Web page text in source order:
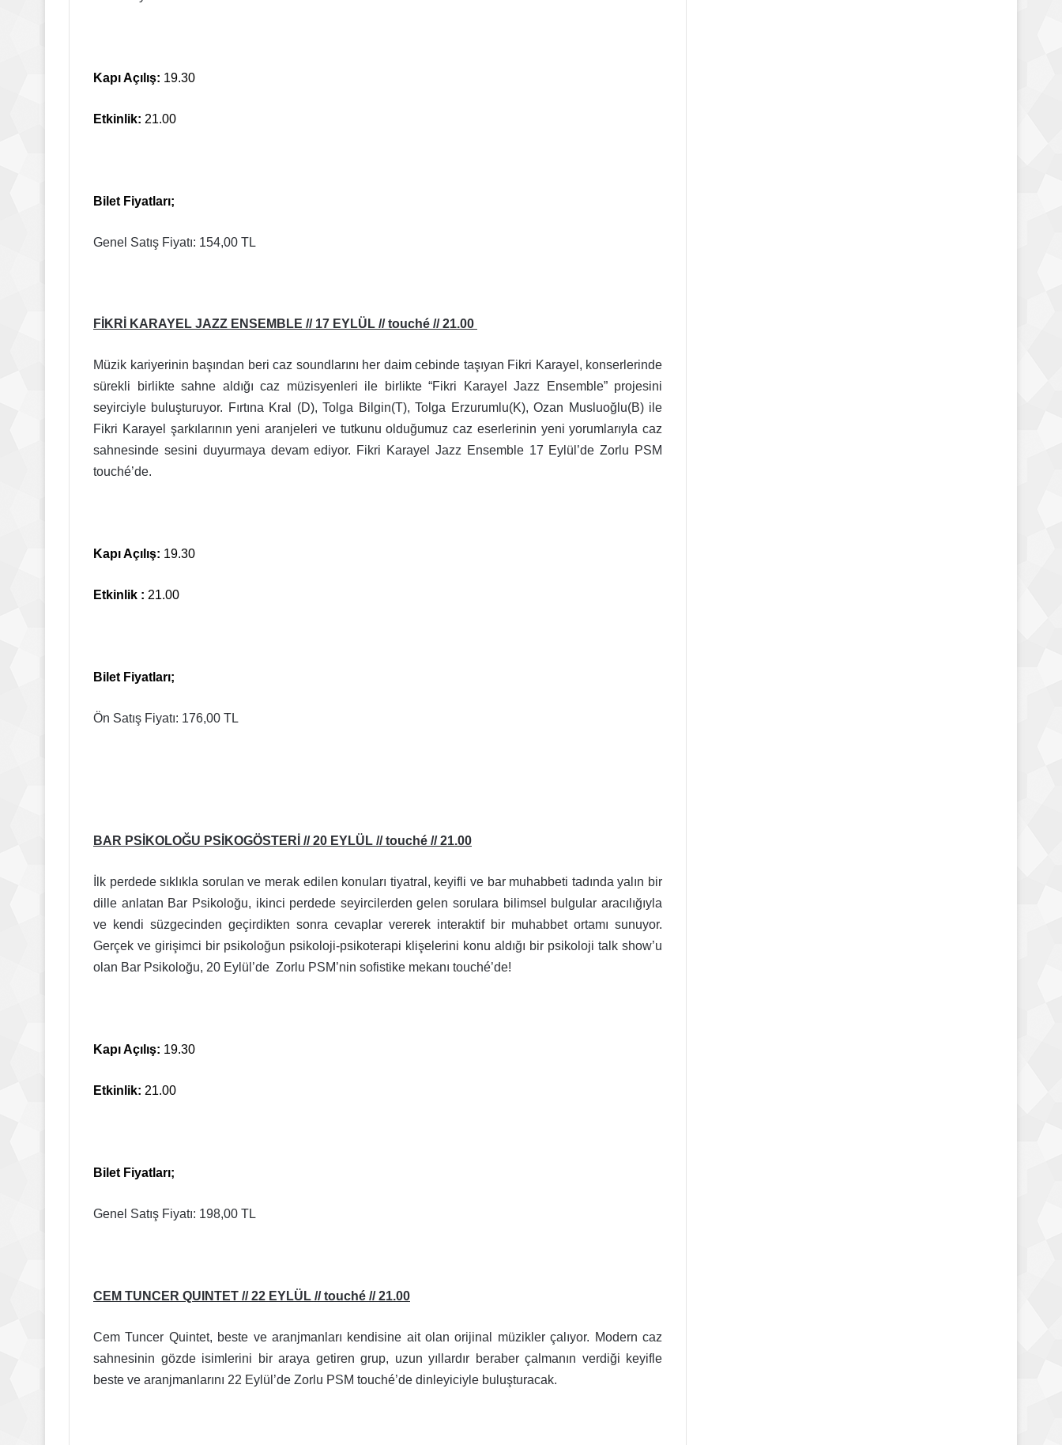
Kapı Açılış: 19.30
Etkinlik: 21.00
Bilet Fiyatları;
Genel Satış Fiyatı: 154,00 TL
FİKRİ KARAYEL JAZZ ENSEMBLE // 17 EYLÜL // touché // 21.00
Müzik kariyerinin başından beri caz soundlarını her daim cebinde taşıyan Fikri Karayel, konserlerinde
sürekli birlikte sahne aldığı caz müzisyenleri ile birlikte “Fikri Karayel Jazz Ensemble” projesini
seyirciyle buluşturuyor. Fırtına Kral (D), Tolga Bilgin(T), Tolga Erzurumlu(K), Ozan Musluoğlu(B) ile
Fikri Karayel şarkılarının yeni aranjeleri ve tutkunu olduğumuz caz eserlerinin yeni yorumlarıyla caz
sahnesinde sesini duyurmaya devam ediyor. Fikri Karayel Jazz Ensemble 17 Eylül’de Zorlu PSM
touché’de.
Kapı Açılış: 19.30
Etkinlik : 21.00
Bilet Fiyatları;
Ön Satış Fiyatı: 176,00 TL
BAR PSİKOLOĞU PSİKOGÖSTERİ // 20 EYLÜL // touché // 21.00
İlk perdede sıklıkla sorulan ve merak edilen konuları tiyatral, keyifli ve bar muhabbeti tadında yalın bir
dille anlatan Bar Psikoloğu, ikinci perdede seyircilerden gelen sorulara bilimsel bulgular aracılığıyla
ve kendi süzgecinden geçirdikten sonra cevaplar vererek interaktif bir muhabbet ortamı sunuyor.
Gerçek ve girişimci bir psikoloğun psikoloji-psikoterapi klişelerini konu aldığı bir psikoloji talk show’u
olan Bar Psikoloğu, 20 Eylül’de Zorlu PSM’nin sofistike mekanı touché’de!
Kapı Açılış: 19.30
Etkinlik: 21.00
Bilet Fiyatları;
Genel Satış Fiyatı: 198,00 TL
CEM TUNCER QUINTET // 22 EYLÜL // touché // 21.00
Cem Tuncer Quintet, beste ve aranjmanları kendisine ait olan orijinal müzikler çalıyor. Modern caz
sahnesinin gözde isimlerini bir araya getiren grup, uzun yıllardır beraber çalmanın verdiği keyifle
beste ve aranjmanlarını 22 Eylül’de Zorlu PSM touché’de dinleyiciyle buluşturacak.